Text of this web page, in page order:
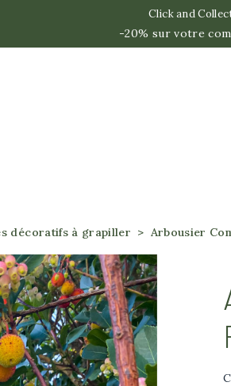
Click and
-20% sur votre
décoratifs à grapiller Arbousier